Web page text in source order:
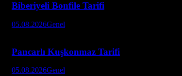
Biberiyeli Bonfile Tarifi
05.08.2026Genel
Pancarlı Kuşkonmaz Tarifi
05.08.2026Genel